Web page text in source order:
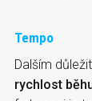
Tempo
Dalším
rychlost